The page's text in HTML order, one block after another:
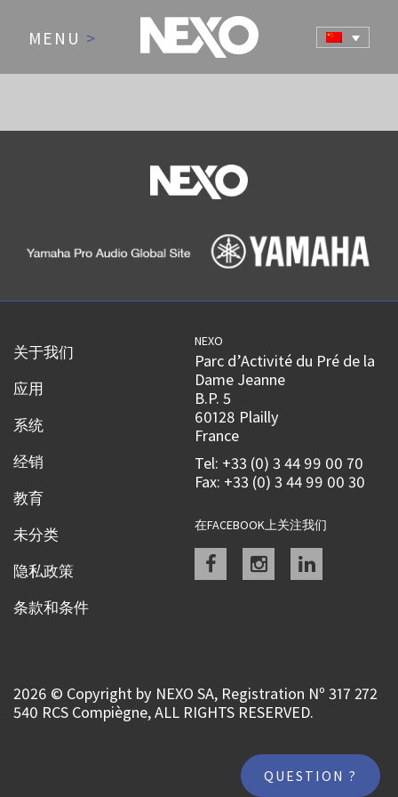
QUESTION ?
MENU >
关于我们
应用
系统
经销
教育
未分类
隐私政策
条款和条件
NEXO
Parc d’Activité du Pré de la
Dame Jeanne
B.P. 5
60128 Plailly
France
Tel: +33 (0) 3 44 99 00 70
Fax: +33 (0) 3 44 99 00 30
在FACEBOOK上关注我们
Facebookinstagramlinkedin
2026 © Copyright by NEXO SA, Registration Nº 317 272
540 RCS Compiègne, ALL RIGHTS RESERVED.